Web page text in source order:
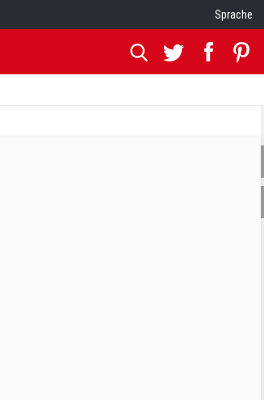
Sprache